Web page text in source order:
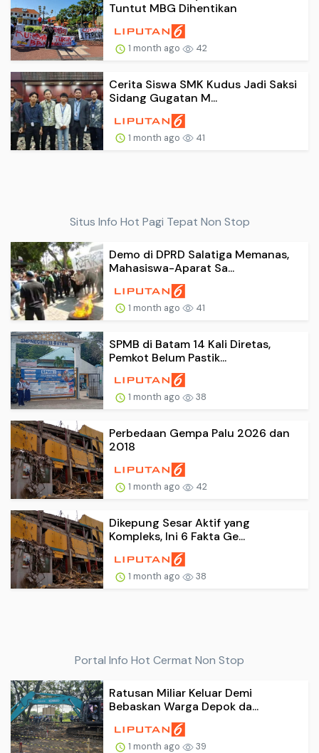
Tuntut MBG Dihentikan
1 month ago 42
Cerita Siswa SMK Kudus Jadi Saksi
Sidang Gugatan M...
1 month ago 41
Situs Info Hot Pagi Tepat Non Stop
Demo di DPRD Salatiga Memanas,
Mahasiswa-Aparat Sa...
1 month ago 41
SPMB di Batam 14 Kali Diretas,
Pemkot Belum Pastik...
1 month ago 38
Perbedaan Gempa Palu 2026 dan
2018
1 month ago 42
Dikepung Sesar Aktif yang
Kompleks, Ini 6 Fakta Ge...
1 month ago 38
Portal Info Hot Cermat Non Stop
Ratusan Miliar Keluar Demi
Bebaskan Warga Depok da...
1 month ago 39